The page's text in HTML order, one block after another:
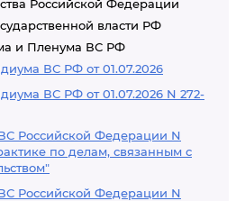
Российской Федерации
власти РФ
и Пленума ВС РФ
ВС РФ от 01.07.2026
ВС РФ от 01.07.2026 N 272-
Российской Федерации N
по делам, связанным с
Российской Федерации N